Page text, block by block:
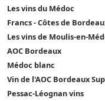
Les vins du Médoc
Francs - Côtes de
Les vins de Moulis-en-
AOC Bordeaux
Médoc blanc
Vin de l'AOC Bordeaux
Pessac-Léognan vins